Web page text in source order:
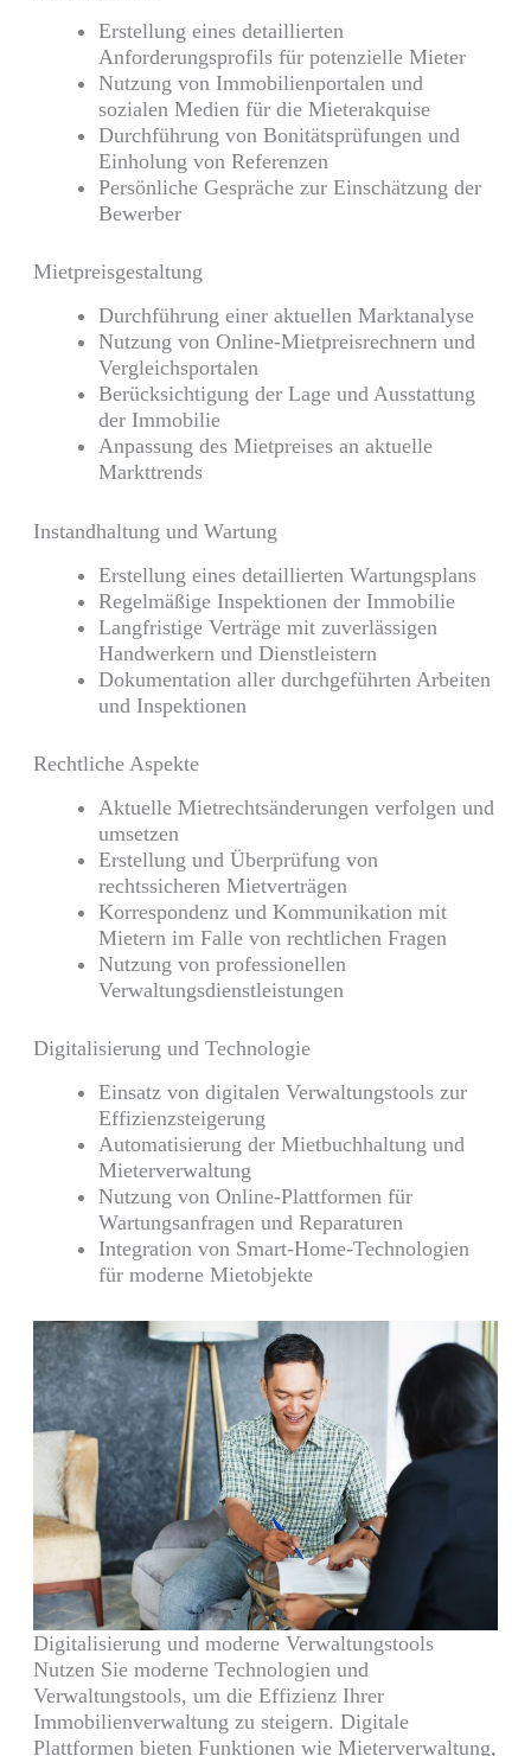
Erstellung eines detaillierten
Anforderungsprofils für potenzielle Mieter
Nutzung von Immobilienportalen und
sozialen Medien für die Mieterakquise
Durchführung von Bonitätsprüfungen und
Einholung von Referenzen
Persönliche Gespräche zur Einschätzung der
Bewerber
Mietpreisgestaltung
Durchführung einer aktuellen Marktanalyse
Nutzung von Online-Mietpreisrechnern und
Vergleichsportalen
Berücksichtigung der Lage und Ausstattung
der Immobilie
Anpassung des Mietpreises an aktuelle
Markttrends
Instandhaltung und Wartung
Erstellung eines detaillierten Wartungsplans
Regelmäßige Inspektionen der Immobilie
Langfristige Verträge mit zuverlässigen
Handwerkern und Dienstleistern
Dokumentation aller durchgeführten Arbeiten
und Inspektionen
Rechtliche Aspekte
Aktuelle Mietrechtsänderungen verfolgen und
umsetzen
Erstellung und Überprüfung von
rechtssicheren Mietverträgen
Korrespondenz und Kommunikation mit
Mietern im Falle von rechtlichen Fragen
Nutzung von professionellen
Verwaltungsdienstleistungen
Digitalisierung und Technologie
Einsatz von digitalen Verwaltungstools zur
Effizienzsteigerung
Automatisierung der Mietbuchhaltung und
Mieterverwaltung
Nutzung von Online-Plattformen für
Wartungsanfragen und Reparaturen
Integration von Smart-Home-Technologien
für moderne Mietobjekte
Digitalisierung und moderne Verwaltungstools
Nutzen Sie moderne Technologien und
Verwaltungstools, um die Effizienz Ihrer
Immobilienverwaltung zu steigern. Digitale
Plattformen bieten Funktionen wie Mieterverwaltung,